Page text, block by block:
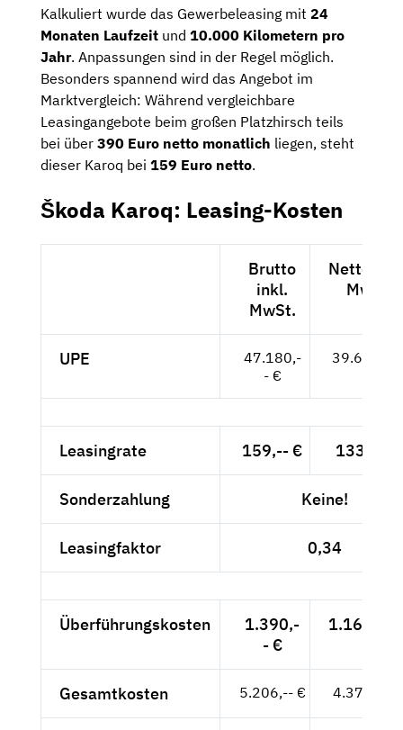
Kalkuliert wurde das Gewerbeleasing mit 24
Monaten Laufzeit und 10.000 Kilometern pro
Jahr. Anpassungen sind in der Regel möglich.
Besonders spannend wird das Angebot im
Marktvergleich: Während vergleichbare
Leasingangebote beim großen Platzhirsch teils
bei über 390 Euro netto monatlich liegen, steht
dieser Karoq bei 159 Euro netto.
Škoda Karoq: Leasing-Kosten
Brutto
inkl.
MwSt.
Netto
MwSt.
UPE
47.180,-
- €
39.647,--
Leasingrate 159,-- € 133,61 €
Sonderzahlung Keine!
Leasingfaktor 0,34
Überführungskosten
1.390,-
- €
1.168,07
Gesamtkosten 5.206,-- € 4.374,79